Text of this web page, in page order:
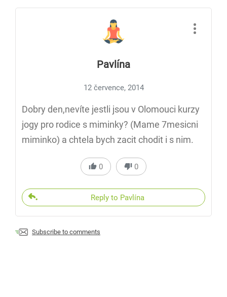
Pavlína
12 července, 2014
Dobry den,nevíte jestli jsou v Olomouci kurzy
jogy pro rodice s miminky? (Mame 7mesicni
miminko) a chtela bych zacit chodit i s nim.
0 0
Reply to Pavlína
Subscribe to comments